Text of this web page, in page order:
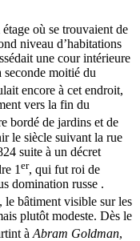
où se trouvaient de
niveau d’habitations
une cour intérieure
moitié du
encore à cet endroit,
vers la fin du
bordé de jardins et de
le siècle suivant la rue
suite à un décret
1 er, qui fut roi de
domination russe .
le bâtiment visible sur les
plutôt modeste. Dès le
àAbram Goldman,